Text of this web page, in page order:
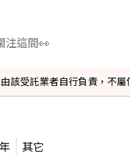
注這間👀
受託業者自行負責，不屬
其它